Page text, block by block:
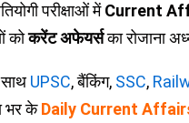
परीक्षाओं मेंCurrent
कोकरेंट अफेयर्सका रोजाना
UPSC, बैंकिंग, SSC,
भर केDaily Current